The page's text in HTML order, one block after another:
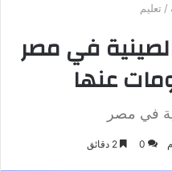
/ تعليم
في مصر
في مصر
0 2 دقائق